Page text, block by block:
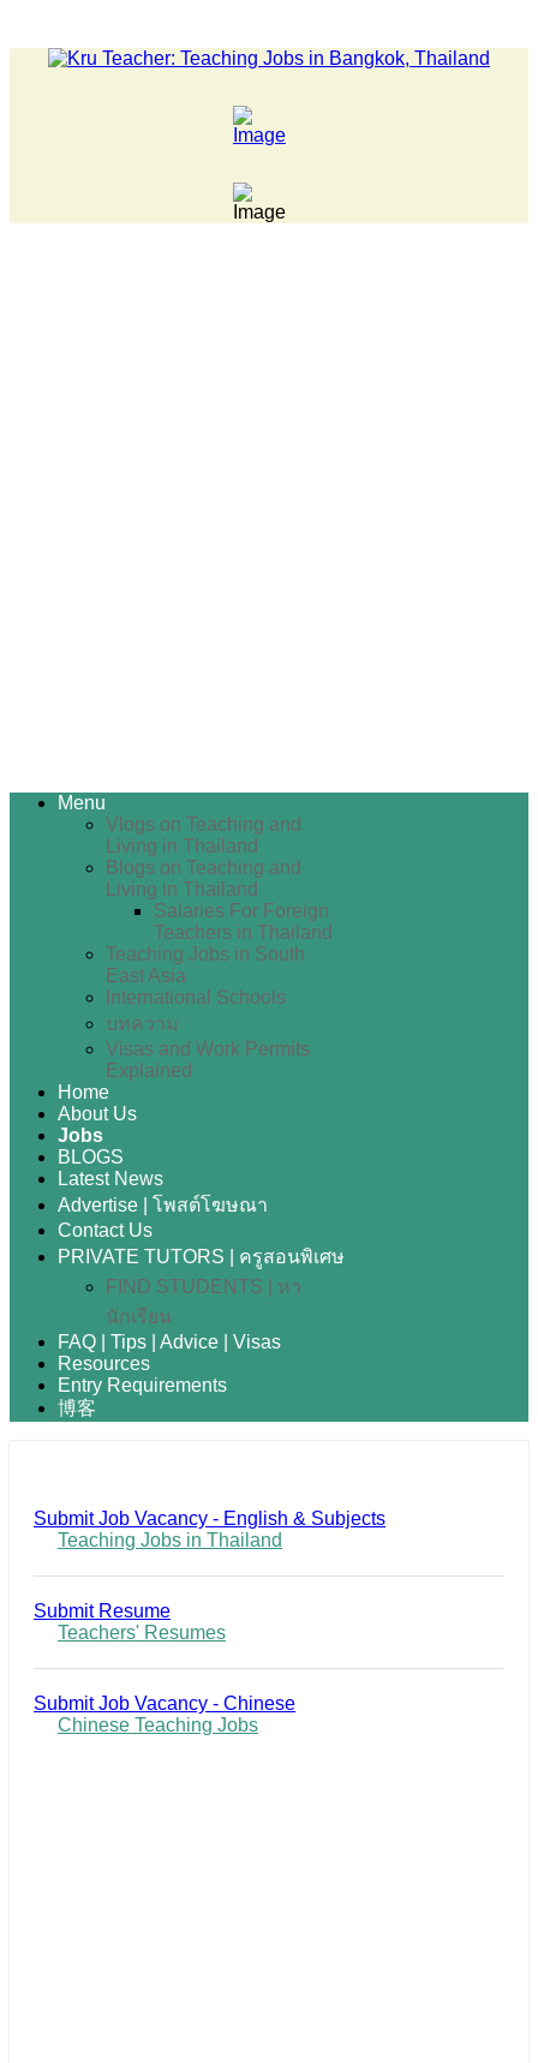
Menu
Vlogs on Teaching and
Living in Thailand
Blogs on Teaching and
Living in Thailand
Salaries For Foreign
Teachers in Thailand
Teaching Jobs in South
East Asia
International Schools
บทความ
Visas and Work Permits
Explained
Home
About Us
Jobs
BLOGS
Latest News
Advertise | โพสต์โฆษณา
Contact Us
PRIVATE TUTORS | ครูสอนพิเศษ
FIND STUDENTS | หา
นักเรียน
FAQ | Tips | Advice | Visas
Resources
Entry Requirements
博客
Submit Job Vacancy - English & Subjects
Teaching Jobs in Thailand
Submit Resume
Teachers' Resumes
Submit Job Vacancy - Chinese
Chinese Teaching Jobs